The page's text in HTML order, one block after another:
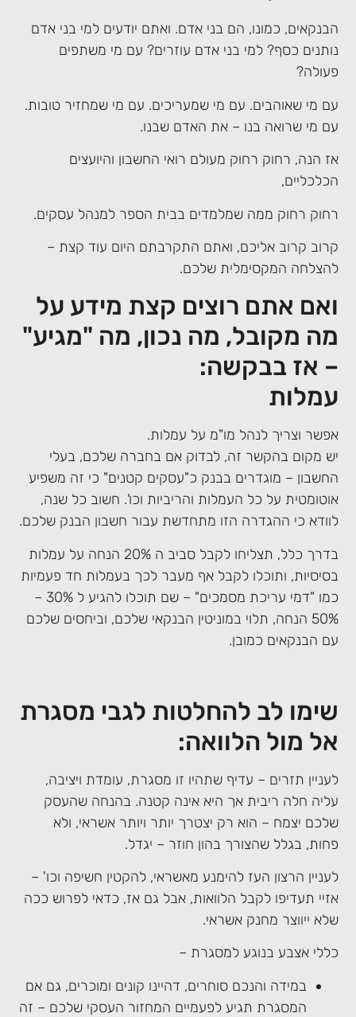
הבנקאים, כמונו, הם בני אדם. ואתם יודעים למי בני אדם
נותנים כסף? למי בני אדם עוזרים? עם מי משתפים
פעולה?
עם מי שאוהבים. עם מי שמעריכים. עם מי שמחזיר טובות.
עם מי שרואה בנו – את האדם שבנו.
אז הנה, רחוק רחוק מעולם רואי החשבון והיועצים
הכלכליים,
רחוק רחוק ממה שמלמדים בבית הספר למנהל עסקים.
קרוב קרוב אליכם, ואתם התקרבתם היום עוד קצת –
להצלחה המקסימלית שלכם.
ואם אתם רוצים קצת מידע על
מה מקובל, מה נכון, מה "מגיע"
– אז בבקשה:
עמלות
אפשר וצריך לנהל מו"מ על עמלות.
יש מקום בהקשר זה, לבדוק אם בחברה שלכם, בעלי
החשבון – מוגדרים בבנק כ"עסקים קטנים" כי זה משפיע
אוטומטית על כל העמלות והריביות וכו'. חשוב כל שנה,
לוודא כי ההגדרה הזו מתחדשת עבור חשבון הבנק שלכם.
בדרך כלל, תצליחו לקבל סביב ה 20% הנחה על עמלות
בסיסיות, ותוכלו לקבל אף מעבר לכך בעמלות חד פעמיות
כמו "דמי עריכת מסמכים" – שם תוכלו להגיע ל 30% –
50% הנחה, תלוי במוניטין הבנקאי שלכם, וביחסים שלכם
עם הבנקאים כמובן.
שימו לב להחלטות לגבי מסגרת
אל מול הלוואה:
לעניין תזרים – עדיף שתהיו זו מסגרת, עומדת ויציבה,
עליה חלה ריבית אך היא אינה קטנה. בהנחה שהעסק
שלכם יצמח – הוא רק יצטרך יותר ויותר אשראי, ולא
פחות, בגלל שהצורך בהון חוזר – יגדל.
לעניין הרצון העז להימנע מאשראי, להקטין חשיפה וכו' –
אזיי תעדיפו לקבל הלוואות, אבל גם אז, כדאי לפרוש ככה
שלא ייווצר מחנק אשראי.
כללי אצבע בנוגע למסגרת –
במידה והנכם סוחרים, דהיינו קונים ומוכרים, גם אם
המסגרת תגיע לפעמיים המחזור העסקי שלכם – זה